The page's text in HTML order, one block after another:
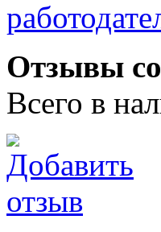
Отзывы
Всего в